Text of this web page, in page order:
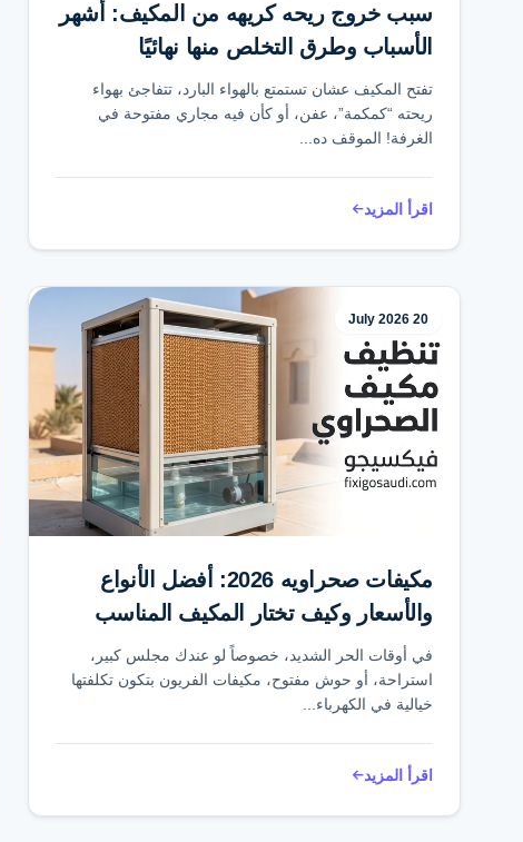
سبب خروج ريحه كريهه من المكيف: أشهر
الأسباب وطرق التخلص منها نهائيًا
تفتح المكيف عشان تستمتع بالهواء البارد، تتفاجئ بهواء
ريحته “كمكمة”، عفن، أو كأن فيه مجاري مفتوحة في
الغرفة! الموقف ده...
اقرأ المزيد
20 July 2026
مكيفات صحراويه 2026: أفضل الأنواع
والأسعار وكيف تختار المكيف المناسب
لمنزلك
في أوقات الحر الشديد، خصوصاً لو عندك مجلس كبير،
استراحة، أو حوش مفتوح، مكيفات الفريون بتكون تكلفتها
خيالية في الكهرباء...
اقرأ المزيد